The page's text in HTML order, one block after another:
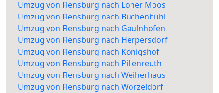
Umzug von Flensburg nach Loher Moos
Umzug von Flensburg nach Buchenbühl
Umzug von Flensburg nach Gaulnhofen
Umzug von Flensburg nach Herpersdorf
Umzug von Flensburg nach Königshof
Umzug von Flensburg nach Pillenreuth
Umzug von Flensburg nach Weiherhaus
Umzug von Flensburg nach Worzeldorf